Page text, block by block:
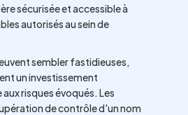
sécurisée et accessible à
autorisés au sein de
sembler fastidieuses,
un investissement
risques évoqués. Les
de contrôle d'un nom